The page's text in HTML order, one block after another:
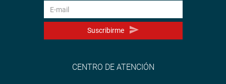
Suscribirme
CENTRO DE ATENCIÓN